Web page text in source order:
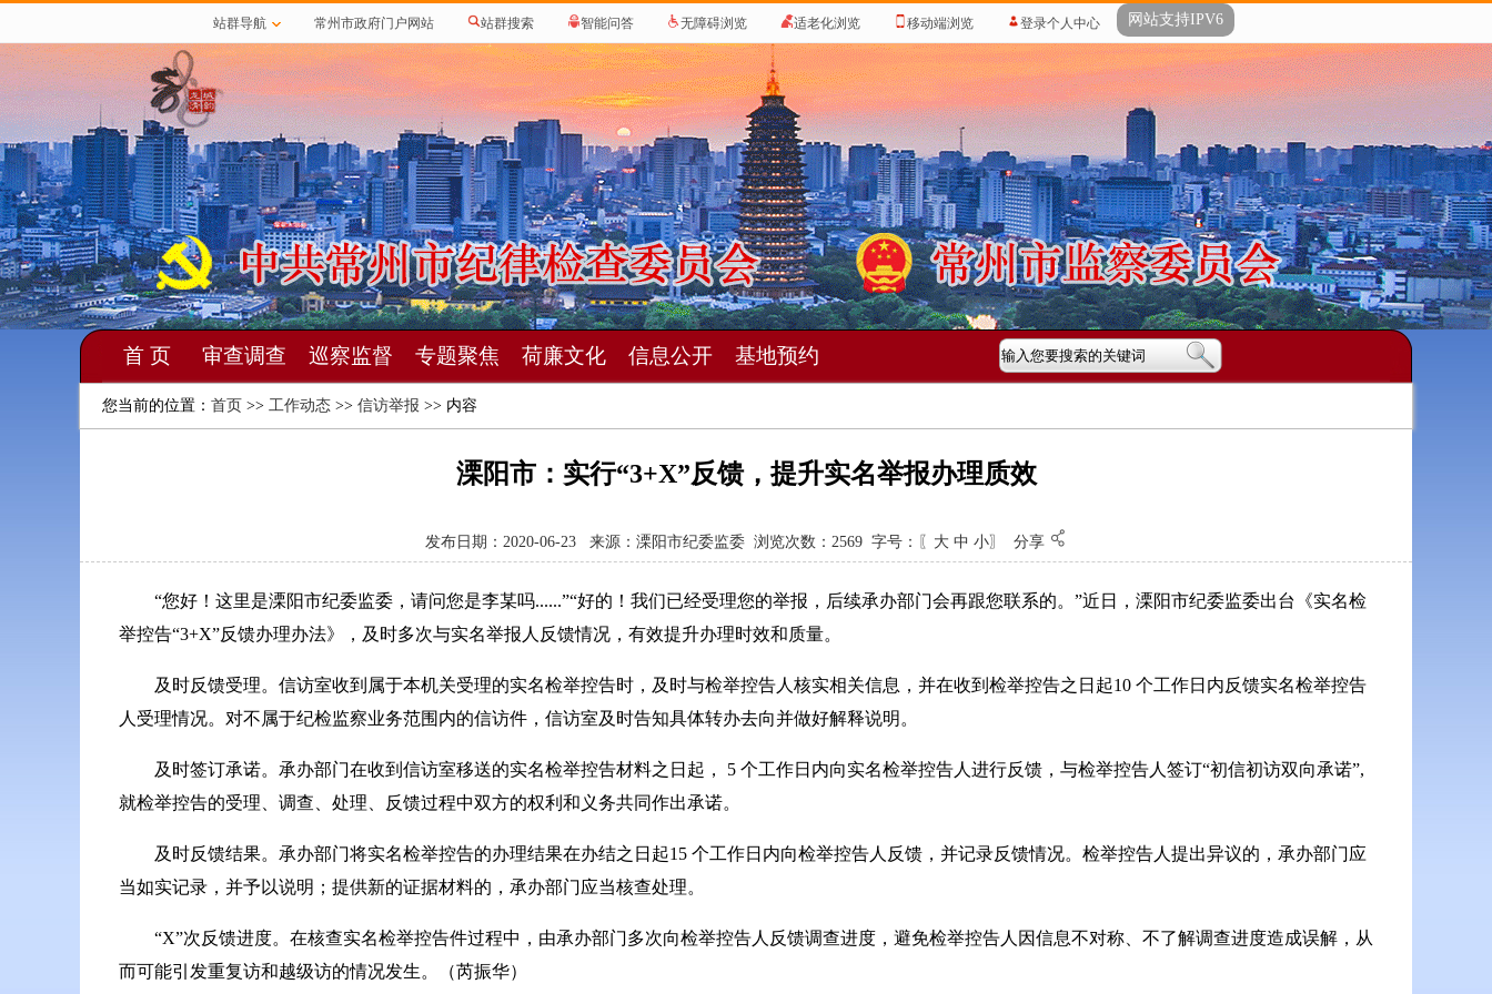
站群导航 常州市政府门户网站 站群搜索 智能问答 无障碍浏览 适老化浏览 移动端浏览 登录个人中心 网站支持IPV6
首 页 审查调查 巡察监督 专题聚焦 荷廉文化 信息公开 基地预约
您当前的位置： 首页 >> 工作动态 >> 信访举报 >> 内容
溧阳市：实行“3+X”反馈，提升实名举报办理质效
发布日期：2020-06-23 来源：溧阳市纪委监委 浏览次数： 2569 字号：〖 大 中 小〗 分享
“您好！这里是溧阳市纪委监委，请问您是李某吗......”“好的！我们已经受理您的举报，后续承办部门会再跟您联系的。”近日，溧阳市纪委监委出台《实名检
举控告“3+X”反馈办理办法》，及时多次与实名举报人反馈情况，有效提升办理时效和质量。
及时反馈受理。信访室收到属于本机关受理的实名检举控告时，及时与检举控告人核实相关信息，并在收到检举控告之日起10 个工作日内反馈实名检举控告
人受理情况。对不属于纪检监察业务范围内的信访件，信访室及时告知具体转办去向并做好解释说明。
及时签订承诺。承办部门在收到信访室移送的实名检举控告材料之日起， 5 个工作日内向实名检举控告人进行反馈，与检举控告人签订“初信初访双向承诺”,
就检举控告的受理、调查、处理、反馈过程中双方的权利和义务共同作出承诺。
及时反馈结果。承办部门将实名检举控告的办理结果在办结之日起15 个工作日内向检举控告人反馈，并记录反馈情况。检举控告人提出异议的，承办部门应
当如实记录，并予以说明；提供新的证据材料的，承办部门应当核查处理。
“X”次反馈进度。在核查实名检举控告件过程中，由承办部门多次向检举控告人反馈调查进度，避免检举控告人因信息不对称、不了解调查进度造成误解，从
而可能引发重复访和越级访的情况发生。（芮振华）